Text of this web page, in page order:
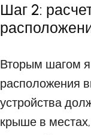
Шаг 2:
Вторым шагом
расположения
устройства
крыше в